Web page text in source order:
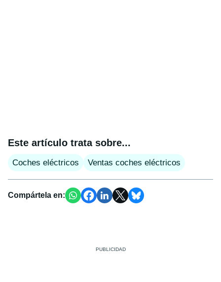
Este artículo trata sobre...
Coches eléctricos Ventas coches eléctricos
Compártela en: